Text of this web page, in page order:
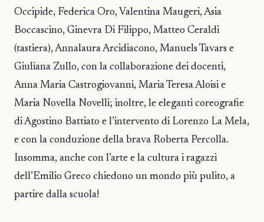
Occipide, Federica Oro, Valentina Maugeri, Asia
Boccascino, Ginevra Di Filippo, Matteo Ceraldi
(tastiera), Annalaura Arcidiacono, Manuels Tavars e
Giuliana Zullo, con la collaborazione dei docenti,
Anna Maria Castrogiovanni, Maria Teresa Aloisi e
Maria Novella Novelli; inoltre, le eleganti coreografie
di Agostino Battiato e l’intervento di Lorenzo La Mela,
e con la conduzione della brava Roberta Percolla.
Insomma, anche con l’arte e la cultura i ragazzi
dell’Emilio Greco chiedono un mondo più pulito, a
partire dalla scuola!